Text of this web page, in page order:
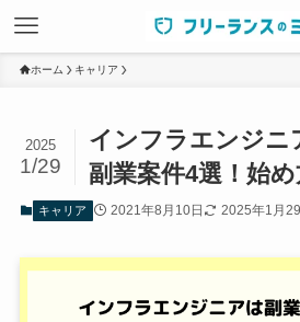
ホーム キャリア
インフラエンジニ
副業案件4選！始
2025
1/29
キャリア 2021年8月10日 2025年1月